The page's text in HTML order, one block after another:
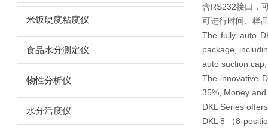
米饭硬度粘度仪
食品水分测定仪
物性分析仪
水分活度仪
含RS232接口，
可进行时间、样
The fully auto
package ,
auto suction
The innovative
35%, Money and
DKL Series
DKL 8 （8-